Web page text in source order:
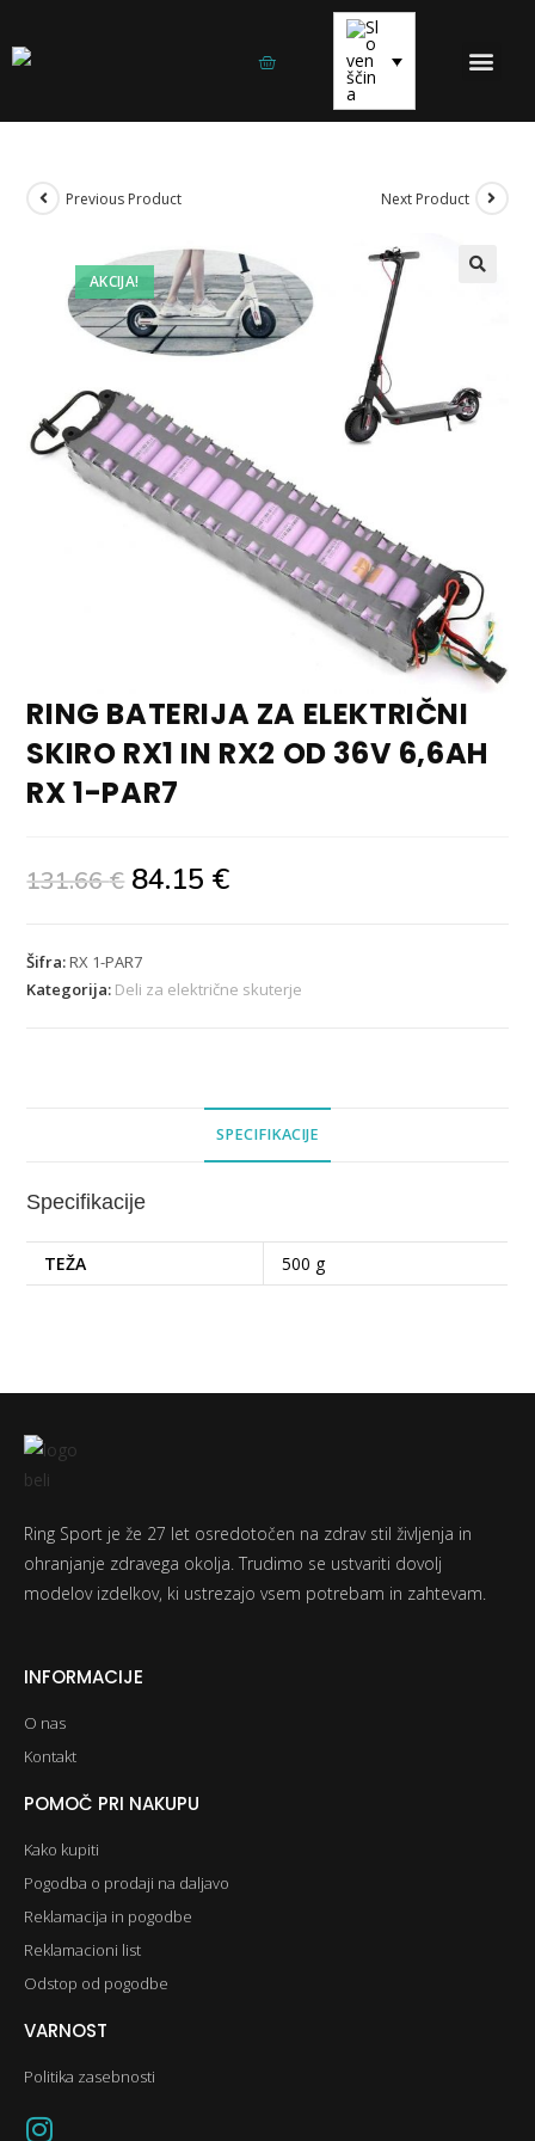
AKCIJA!
Previous Product Next Product
RING BATERIJA ZA ELEKTRIČNI
SKIRO RX1 IN RX2 OD 36V 6,6AH
RX 1-PAR7
131.66€ 84.15 €
Šifra:RX 1-PAR7
Kategorija: Deli za električne skuterje
SPECIFIKACIJE
Specifikacije
TEŽA 500 g
Ring Sport je že 27 let osredotočen na zdrav stil življenja in
ohranjanje zdravega okolja. Trudimo se ustvariti dovolj
modelov izdelkov, ki ustrezajo vsem potrebam in zahtevam.
INFORMACIJE
O nas
Kontakt
POMOČ PRI NAKUPU
Kako kupiti
Pogodba o prodaji na daljavo
Reklamacija in pogodbe
Reklamacioni list
Odstop od pogodbe
VARNOST
Politika zasebnosti